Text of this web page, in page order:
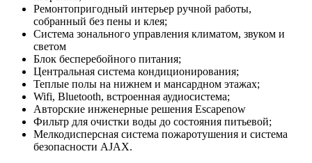
Ремонтопригодный интерьер ручной работы,
собранный без пены и клея;
Система зонального управления климатом, звуком и
светом
Блок бесперебойного питания;
Центральная система кондиционирования;
Теплые полы на нижнем и мансардном этажах;
Wifi, Bluetooth, встроенная аудиосистема;
Авторские инженерные решения Escapenow
Фильтр для очистки воды до состояния питьевой;
Мелкодисперсная система пожаротушения и система
безопасности AJAX.